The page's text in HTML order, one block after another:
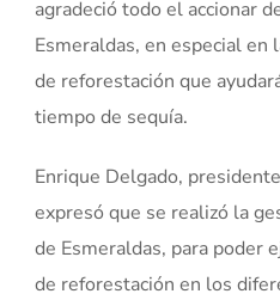
agradeció todo el accionar
Esmeraldas, en especial en
de reforestación que
tiempo de sequía.
Enrique Delgado,
expresó que se realizó la
de Esmeraldas, para poder
de reforestación en los